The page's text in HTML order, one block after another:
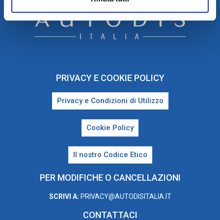
PRIVACY E COOKIE POLICY
Privacy e Condizioni di Utilizzo
Cookie Policy
Il nostro Codice Etico
PER MODIFICHE O CANCELLAZIONI
SCRIVI A: PRIVACY@AUTODISITALIA.IT
CONTATTACI